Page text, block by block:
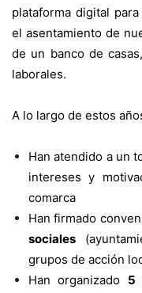
plataforma digital
el asentamiento de
de un banco de
laborales.
A lo largo de estos
Han atendido a un
intereses y
comarca
Han firmado
sociales
grupos de acción
Han organizado 5